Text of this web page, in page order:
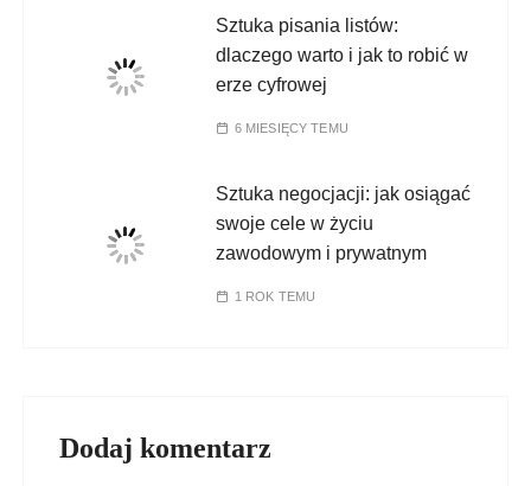
Sztuka pisania listów:
dlaczego warto i jak to robić w
erze cyfrowej
6 MIESIĘCY TEMU
Sztuka negocjacji: jak osiągać
swoje cele w życiu
zawodowym i prywatnym
1 ROK TEMU
Dodaj komentarz